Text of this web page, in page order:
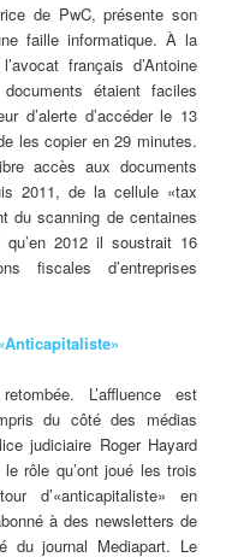
de PwC, présente son
faille informatique. À la
français d’Antoine
étaient faciles
d’alerte d’accéder le 13
les copier en 29 minutes.
accès aux documents
2011, de la cellule «tax
du scanning de centaines
2012 il soustrait 16
fiscales d’entreprises
L’affluence est
du côté des médias
judiciaire Roger Hayard
rôle qu’ont joué les trois
d’«anticapitaliste» en
à des newsletters de
du journal Mediapart. Le